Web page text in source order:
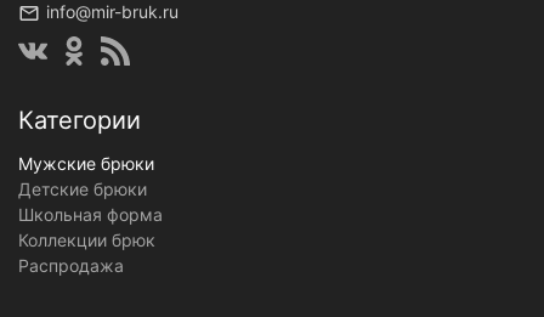
info@mir-bruk.ru
Категории
Мужские брюки
Детские брюки
Школьная форма
Коллекции брюк
Распродажа